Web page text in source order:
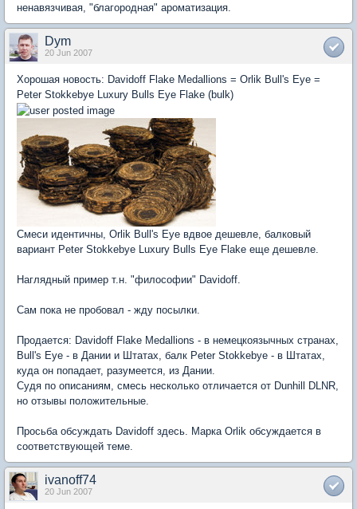
ненавязчивая, "благородная" ароматизация.
Dym
20 Jun 2007
Хорошая новость: Davidoff Flake Medallions = Orlik Bull's Eye =
Peter Stokkebye Luxury Bulls Eye Flake (bulk)
Смеси идентичны, Orlik Bull's Eye вдвое дешевле, балковый
вариант Peter Stokkebye Luxury Bulls Eye Flake еще дешевле.
Наглядный пример т.н. "философии" Davidoff.
Сам пока не пробовал - жду посылки.
Продается: Davidoff Flake Medallions - в немецкоязычных странах,
Bull's Eye - в Дании и Штатах, балк Peter Stokkebye - в Штатах,
куда он попадает, разумеется, из Дании.
Судя по описаниям, смесь несколько отличается от Dunhill DLNR,
но отзывы положительные.
Просьба обсуждать Davidoff здесь. Марка Orlik обсуждается в
соответствующей теме.
ivanoff74
20 Jun 2007